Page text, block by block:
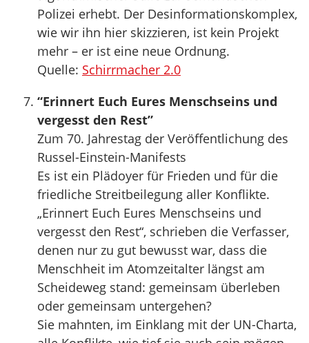
Polizei erhebt. Der Desinformationskomplex,
wie wir ihn hier skizzieren, ist kein Projekt
mehr – er ist eine neue Ordnung.
Quelle: Schirrmacher 2.0
“Erinnert Euch Eures Menschseins und
vergesst den Rest”
Zum 70. Jahrestag der Veröffentlichung des
Russel-Einstein-Manifests
Es ist ein Plädoyer für Frieden und für die
friedliche Streitbeilegung aller Konflikte.
„Erinnert Euch Eures Menschseins und
vergesst den Rest“, schrieben die Verfasser,
denen nur zu gut bewusst war, dass die
Menschheit im Atomzeitalter längst am
Scheideweg stand: gemeinsam überleben
oder gemeinsam untergehen?
Sie mahnten, im Einklang mit der UN-Charta,